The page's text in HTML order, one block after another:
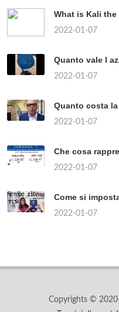
What is Kali
2022-01-07
Quanto vale l
2022-01-07
Quanto costa
2022-01-07
Che cosa
2022-01-07
Come si
2022-01-07
Copyrights ©